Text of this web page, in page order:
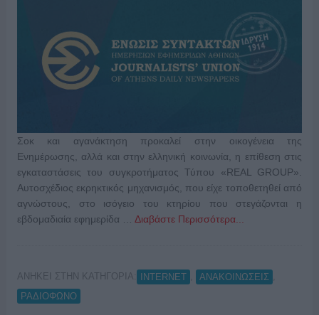
Σοκ και αγανάκτηση προκαλεί στην οικογένεια της
Ενημέρωσης, αλλά και στην ελληνική κοινωνία, η επίθεση στις
εγκαταστάσεις του συγκροτήματος Τύπου «REAL GROUP».
Αυτοσχέδιος εκρηκτικός μηχανισμός, που είχε τοποθετηθεί από
αγνώστους, στο ισόγειο του κτηρίου που στεγάζονται η
εβδομαδιαία εφημερίδα … Διαβάστε Περισσότερα...
ΑΝΗΚΕΙ ΣΤΗΝ ΚΑΤΗΓΟΡΙΑ: INTERNET ΑΝΑΚΟΙΝΩΣΕΙΣ
ΡΑΔΙΟΦΩΝΟ